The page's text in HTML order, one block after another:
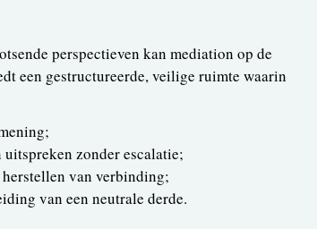
perspectieven kan mediation op de
een gestructureerde, veilige ruimte waarin
zonder escalatie;
van verbinding;
van een neutrale derde.